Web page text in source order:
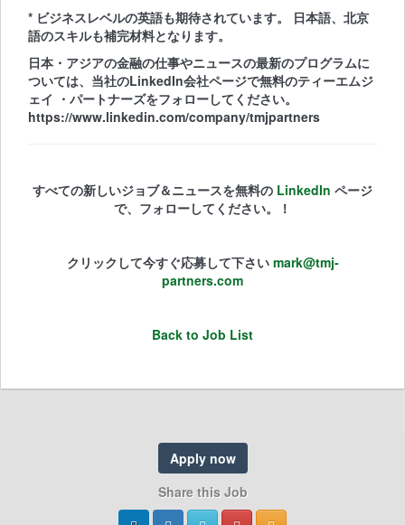
* ビジネスレベルの英語も期待されています。 日本語、北京
語のスキルも補完材料となります。
日本・アジアの金融の仕事やニュースの最新のプログラムに
ついては、当社のLinkedIn会社ページで無料のティーエムジ
ェイ ・パートナーズをフォローしてください。
https://www.linkedin.com/company/tmjpartners
すべての新しいジョブ＆ニュースを無料の LinkedIn ページ
で、フォローしてください。！
クリックして今すぐ応募して下さい mark@tmj-
partners.com
Back to Job List
Apply now
Share this Job